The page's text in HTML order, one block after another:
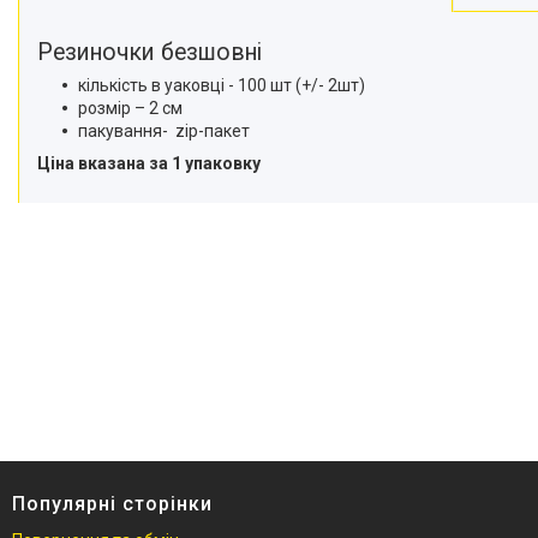
Резиночки безшовні
кількість в уаковці - 100 шт (+/- 2шт)
розмір – 2 см
пакування- zip-пакет
Ціна вказана за 1 упаковку
Популярні сторінки